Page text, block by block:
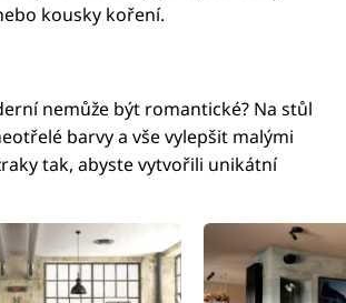
kousky koření.
nemůže být romantické? Na stůl
barvy a vše vylepšit malými
tak, abyste vytvořili unikátní